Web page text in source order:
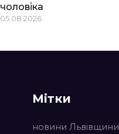
чоловіка
05.08.2026
Мітки
новини Львівщини